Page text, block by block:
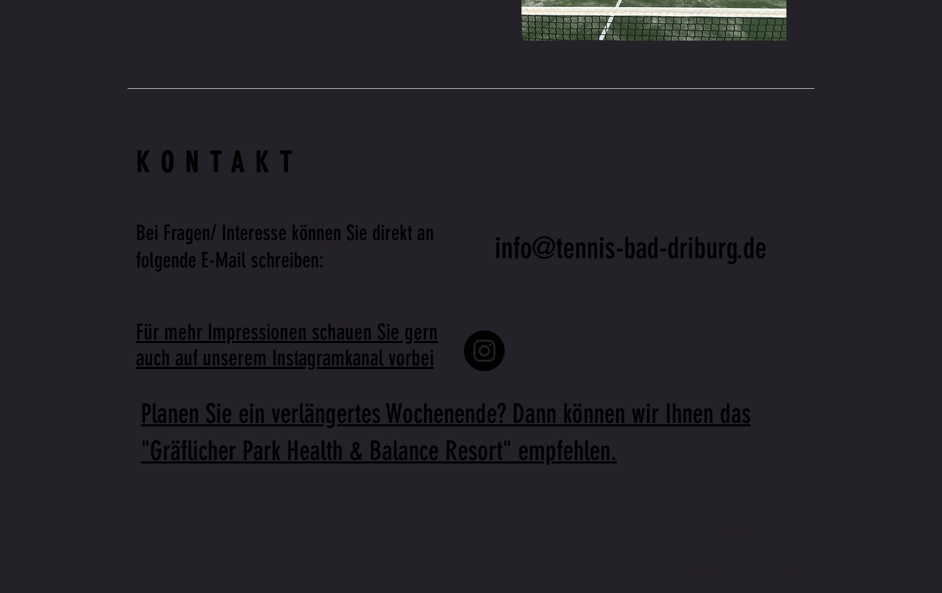
Teilnehmenden die Möglichkeit, sich sportlich und
persönlich weiterzuentwickeln.
und Ziele der Spielerinnen und Spieler ein und
KONTAKT
Bei Fragen/ Interesse können Sie direkt an
folgende E-Mail schreiben:
info@tennis-bad-driburg.de
Für mehr Impressionen schauen Sie gern
auch auf unserem Instagramkanal vorbei
Planen Sie ein verlängertes Wochenende? Dann können wir Ihnen das
"Gräflicher Park Health & Balance Resort" empfehlen.